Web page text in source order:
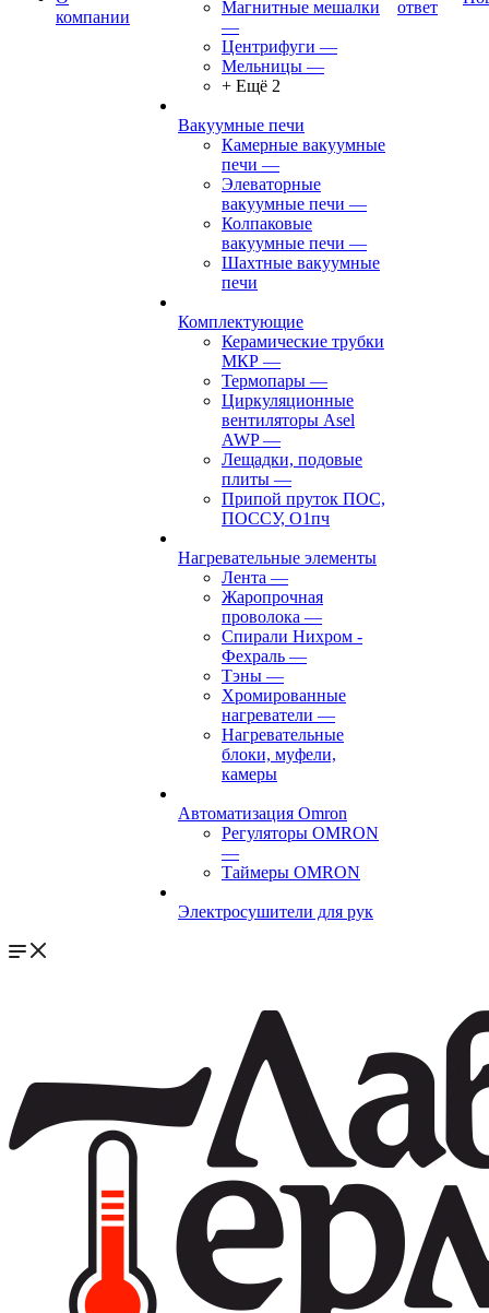
компании
Магнитные мешалки
—
Центрифуги —
Мельницы —
+ Ещё 2
Вакуумные печи
Камерные вакуумные
печи —
Элеваторные
вакуумные печи —
Колпаковые
вакуумные печи —
Шахтные вакуумные
печи
Комплектующие
Керамические трубки
МКР —
Термопары —
Циркуляционные
вентиляторы Asel
AWP—
Лещадки, подовые
плиты —
Припой пруток ПОС,
ПОССУ, О1пч
Нагревательные элементы
Лента —
Жаропрочная
проволока —
Спирали Нихром -
Фехраль —
Тэны —
Хромированные
нагреватели —
Нагревательные
блоки, муфели,
камеры
Автоматизация Omron
Регуляторы OMRON
—
Таймеры OMRON
Электросушители для рук
ответ